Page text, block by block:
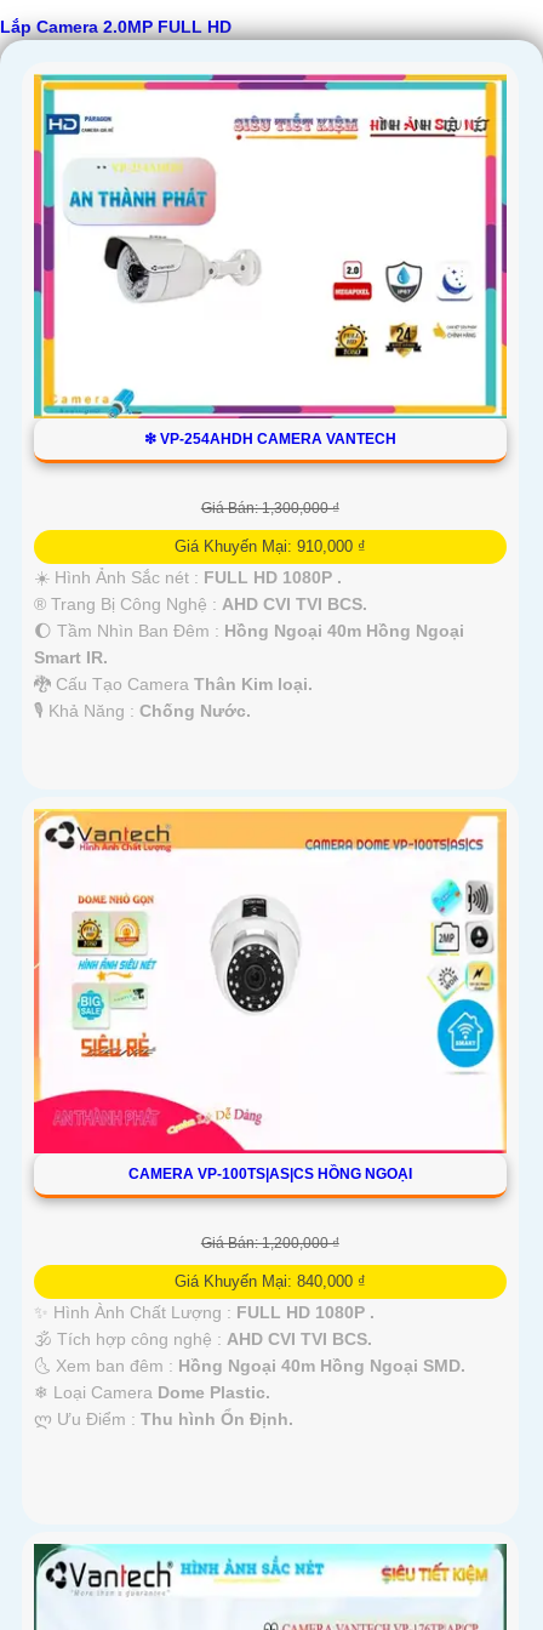
cho công trình.
Lắp Camera 2.0MP FULL HD
❇ VP-254AHDH CAMERA VANTECH
Giá Bán: 1,300,000 ₫
Giá Khuyến Mại: 910,000 ₫
☀️ Hình Ảnh Sắc nét : FULL HD 1080P .
®️ Trang Bị Công Nghệ : AHD CVI TVI BCS.
🌔 Tầm Nhìn Ban Đêm : Hồng Ngoại 40m Hồng Ngoại
Smart IR.
🐉️ Cấu Tạo Camera Thân Kim loại.
️🎙 Khả Năng : Chống Nước.
CAMERA VP-100TS|AS|CS HỒNG NGOẠI
Giá Bán: 1,200,000 ₫
Giá Khuyến Mại: 840,000 ₫
✨ Hình Ành Chất Lượng : FULL HD 1080P .
🕉️ Tích hợp công nghệ : AHD CVI TVI BCS.
🌜 Xem ban đêm : Hồng Ngoại 40m Hồng Ngoại SMD.
❄ Loại Camera Dome Plastic.
️ლ Ưu Điểm : Thu hình Ổn Định.